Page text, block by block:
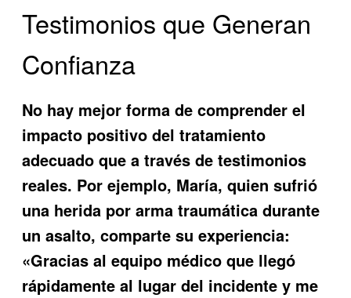
Testimonios que Generan
Confianza
No hay mejor forma de comprender el
impacto positivo del tratamiento
adecuado que a través de testimonios
reales. Por ejemplo, María, quien sufrió
una herida por arma traumática durante
un asalto, comparte su experiencia:
«Gracias al equipo médico que llegó
rápidamente al lugar del incidente y me